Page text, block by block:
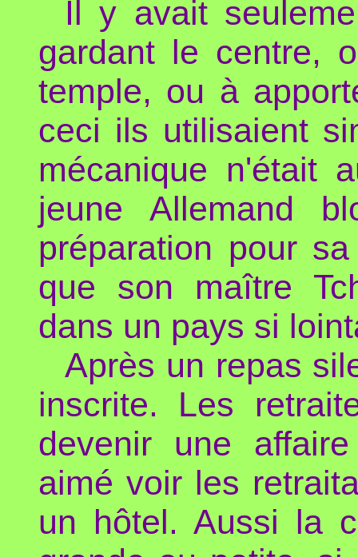
Il y avait
gardant le centre,
temple, ou à
ceci ils utilisaient
mécanique n'était
jeune Allemand
préparation pour
que son maître
dans un pays si
Après un repas
inscrite. Les
devenir une
aimé voir les
un hôtel. Aussi la